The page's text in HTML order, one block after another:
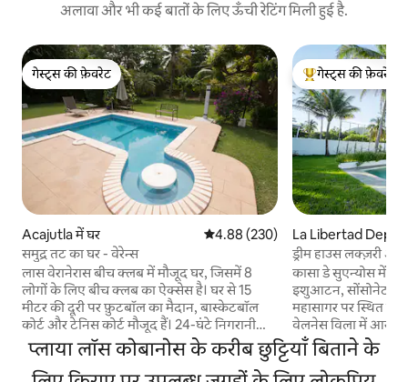
अलावा और भी कई बातों के लिए ऊँची रेटिंग मिली हुई है.
गेस्ट्स की फ़ेवरेट
गेस्ट्स की फ़ेवरेट
Acajutla में घर औसत रेटिंग 5 में से 4.88, 230 समीक्षाएँ
4.88 (230)
समुद्र तट का घर - वेरेन्स
लास वेरानेरास बीच क्लब में मौजूद घर, जिसमें 8
लोगों के लिए बीच क्लब का ऐक्सेस है। घर से 15
मीटर की दूरी पर फ़ुटबॉल का मैदान, बास्केटबॉल
कोर्ट और टेनिस कोर्ट मौजूद हैं। 24-घंटे निगरानी
वाला सुरक्षित, निजी स्थान। इसमें भरोसेमंद
कर्मचारियों द्वारा दी जाने वाली हाउसकीपिंग सेवा
शामिल है। COVID-19 प्रोटोकॉल की वजह से हर 2
गेस्ट्स का टॉप फ़ेवरेट
गेस्ट्स की फ़ेवरेट
La Libertad
ड्रीम हाउस लक्ज़री
कासा डे सुएन्योस में आपका
इशुआटन, सोंसोनेट,
महासागर पर स्थित
वेलनेस विला में आराम करें। समुद्र के
इस आला दर्जे की
हैं, जहाँ से समुद्र, पूल
नज़ारे दिखते हैं। बीच पर रोज़ सूर्योदय और सूर्यास्त के
प्लाया लॉस कोबानोस के करीब छुट्टियाँ बिताने के